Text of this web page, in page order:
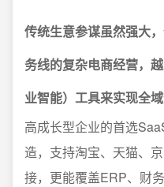
传统生意参谋虽然强大
务线的复杂电商经营，
业智能）工具来实现全
高成长型企业的首选
造，支持淘宝、天猫、
接，更能覆盖ERP、财